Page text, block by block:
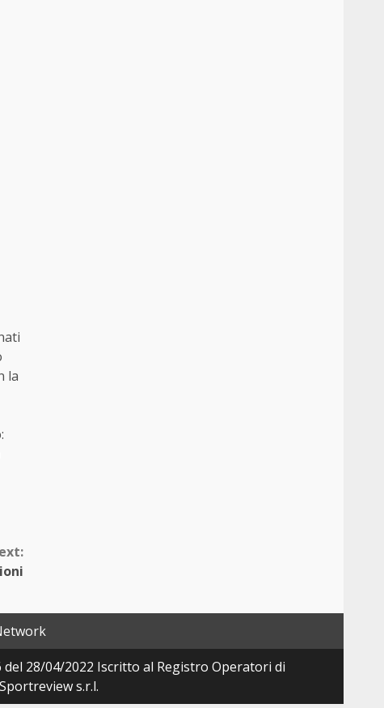
la
28/04/2022 Iscritto al Registro Operatori di
s.r.l.